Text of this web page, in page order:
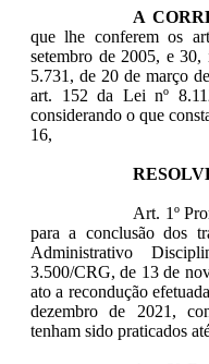
A
que lhe conferem os
setembro de 2005, e
5.731, de 20 de março
art. 152 da Lei nº
considerando o que
16,
Art. 1º
para a conclusão dos
Administrativo
3.500/CRG, de 13 de
ato a recondução
dezembro de 2021,
tenham sido praticados